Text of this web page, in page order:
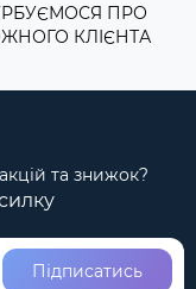
ПРО
КЛІЄНТА
та знижок?
Підписатись